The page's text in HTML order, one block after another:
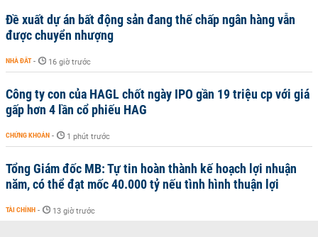
Đề xuất dự án bất động sản đang thế chấp ngân hàng vẫn
được chuyển nhượng
NHÀ ĐẤT - 16 giờ trước
Công ty con của HAGL chốt ngày IPO gần 19 triệu cp với giá
gấp hơn 4 lần cổ phiếu HAG
CHỨNG KHOÁN - 1 phút trước
Tổng Giám đốc MB: Tự tin hoàn thành kế hoạch lợi nhuận
năm, có thể đạt mốc 40.000 tỷ nếu tình hình thuận lợi
TÀI CHÍNH - 13 giờ trước